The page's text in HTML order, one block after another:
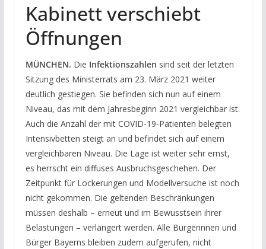
Kabinett verschiebt
Öffnungen
MÜNCHEN. Die Infektionszahlen sind seit der letzten
Sitzung des Ministerrats am 23. März 2021 weiter
deutlich gestiegen. Sie befinden sich nun auf einem
Niveau, das mit dem Jahresbeginn 2021 vergleichbar ist.
Auch die Anzahl der mit COVID-19-Patienten belegten
Intensivbetten steigt an und befindet sich auf einem
vergleichbaren Niveau. Die Lage ist weiter sehr ernst,
es herrscht ein diffuses Ausbruchsgeschehen. Der
Zeitpunkt für Lockerungen und Modellversuche ist noch
nicht gekommen. Die geltenden Beschränkungen
müssen deshalb – erneut und im Bewusstsein ihrer
Belastungen – verlängert werden. Alle Bürgerinnen und
Bürger Bayerns bleiben zudem aufgerufen, nicht